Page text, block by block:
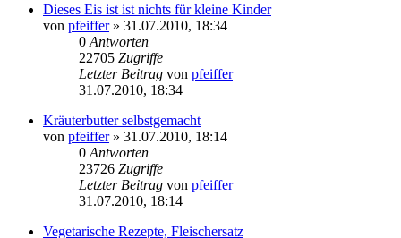
Dieses Eis ist ist nichts für kleine Kinder
von pfeiffer» 31.07.2010, 18:34
0 Antworten
22705 Zugriffe
Letzter Beitrag von pfeiffer
31.07.2010, 18:34
Kräuterbutter selbstgemacht
von pfeiffer» 31.07.2010, 18:14
0 Antworten
23726 Zugriffe
Letzter Beitrag von pfeiffer
31.07.2010, 18:14
Vegetarische Rezepte, Fleischersatz